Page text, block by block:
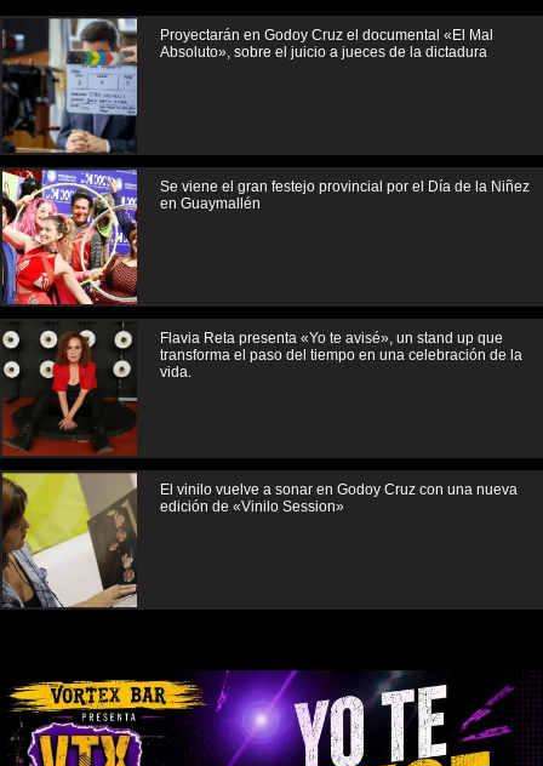
Proyectarán en Godoy Cruz el documental «El Mal
Absoluto», sobre el juicio a jueces de la dictadura
Se viene el gran festejo provincial por el Día de la Niñez
en Guaymallén
Flavia Reta presenta «Yo te avisé», un stand up que
transforma el paso del tiempo en una celebración de la
vida.
El vinilo vuelve a sonar en Godoy Cruz con una nueva
edición de «Vinilo Session»